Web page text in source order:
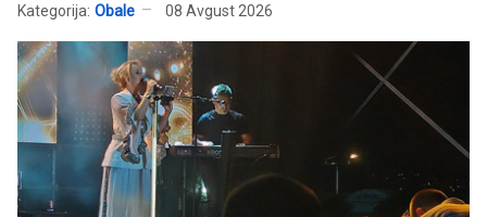
Kategorija: Obale 08 Avgust 2026